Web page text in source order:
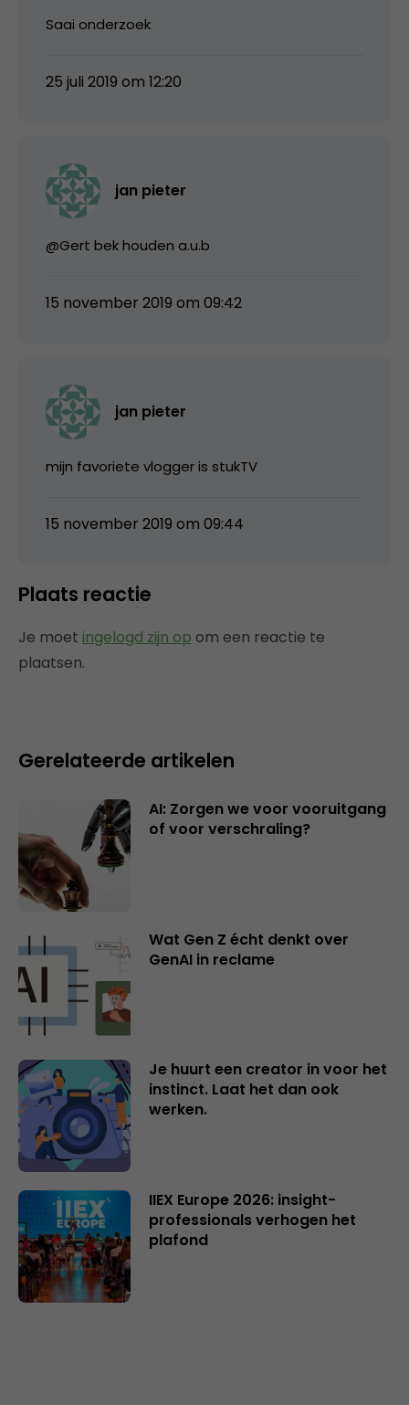
Saai onderzoek
25 juli 2019 om 12:20
jan pieter
@Gert bek houden a.u.b
15 november 2019 om 09:42
jan pieter
mijn favoriete vlogger is stukTV
15 november 2019 om 09:44
Plaats reactie
Je moet ingelogd zijn op om een reactie te
plaatsen.
Gerelateerde artikelen
AI: Zorgen we voor vooruitgang
of voor verschraling?
Wat Gen Z écht denkt over
GenAI in reclame
Je huurt een creator in voor het
instinct. Laat het dan ook
werken.
IIEX Europe 2026: insight-
professionals verhogen het
plafond